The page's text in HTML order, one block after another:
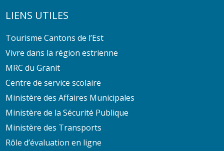
LIENS UTILES
Tourisme Cantons de l’Est
Vivre dans la région estrienne
MRC du Granit
Centre de service scolaire
Ministère des Affaires Municipales
Ministère de la Sécurité Publique
Ministère des Transports
Rôle d’évaluation en ligne